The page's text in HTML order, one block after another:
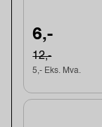
6,-
12,-
5,- Eks. Mva.